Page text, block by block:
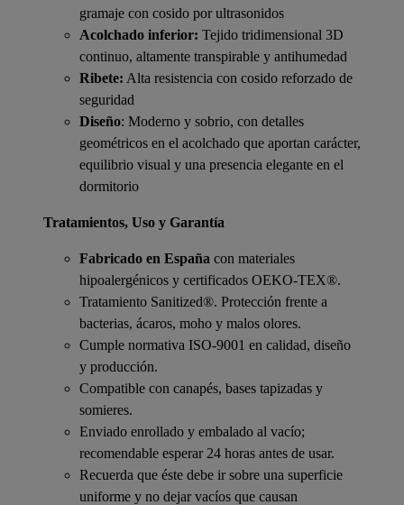
gramaje con cosido por ultrasonidos
Acolchado inferior: Tejido tridimensional 3D
continuo, altamente transpirable y antihumedad
Ribete: Alta resistencia con cosido reforzado de
seguridad
Diseño: Moderno y sobrio, con detalles
geométricos en el acolchado que aportan carácter,
equilibrio visual y una presencia elegante en el
dormitorio
Tratamientos, Uso y Garantía
Fabricado en España con materiales
hipoalergénicos y certificados OEKO-TEX®.
Tratamiento Sanitized®. Protección frente a
bacterias, ácaros, moho y malos olores.
Cumple normativa ISO-9001 en calidad, diseño
y producción.
Compatible con canapés, bases tapizadas y
somieres.
Enviado enrollado y embalado al vacío;
recomendable esperar 24 horas antes de usar.
Recuerda que éste debe ir sobre una superficie
uniforme y no dejar vacíos que causan